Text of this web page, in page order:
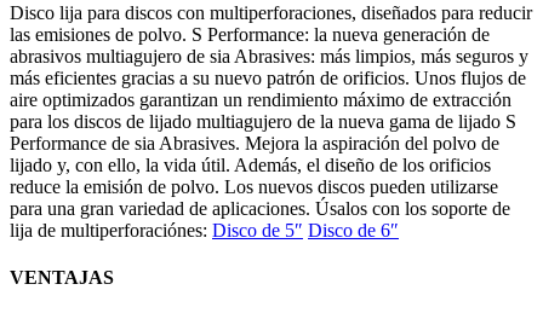
Disco lija para discos con multiperforaciones, diseñados para reducir
las emisiones de polvo. S Performance: la nueva generación de
abrasivos multiagujero de sia Abrasives: más limpios, más seguros y
más eficientes gracias a su nuevo patrón de orificios. Unos flujos de
aire optimizados garantizan un rendimiento máximo de extracción
para los discos de lijado multiagujero de la nueva gama de lijado S
Performance de sia Abrasives. Mejora la aspiración del polvo de
lijado y, con ello, la vida útil. Además, el diseño de los orificios
reduce la emisión de polvo. Los nuevos discos pueden utilizarse
para una gran variedad de aplicaciones. Úsalos con los soporte de
lija de multiperforaciónes: Disco de 5″ Disco de 6″
VENTAJAS